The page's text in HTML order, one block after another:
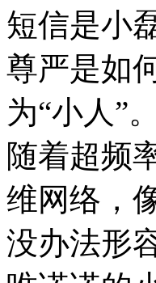
短信是小
尊严是如
为“小人”
随着超频
维网络，
没办法形